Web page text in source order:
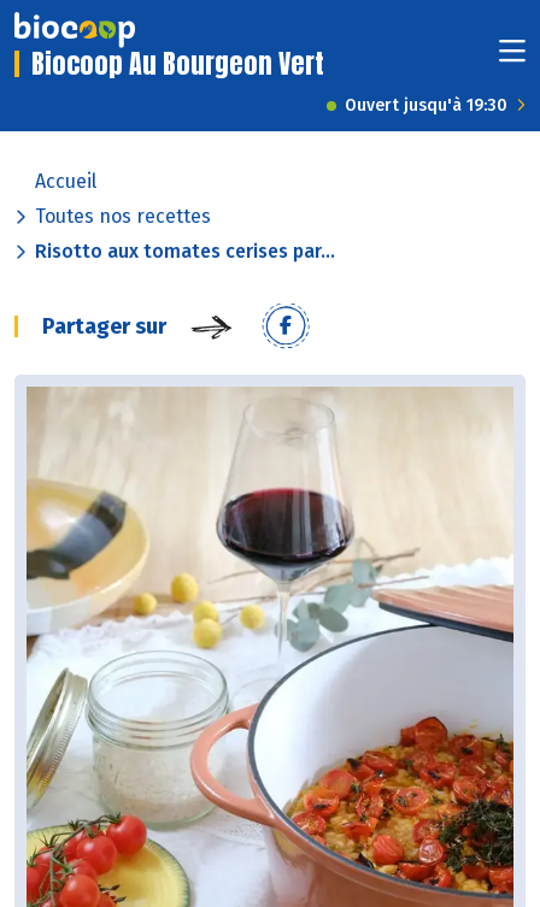
Biocoop Au Bourgeon Vert
Ouvert jusqu'à 19:30
Accueil
Toutes nos recettes
Risotto aux tomates cerises par...
Partager sur